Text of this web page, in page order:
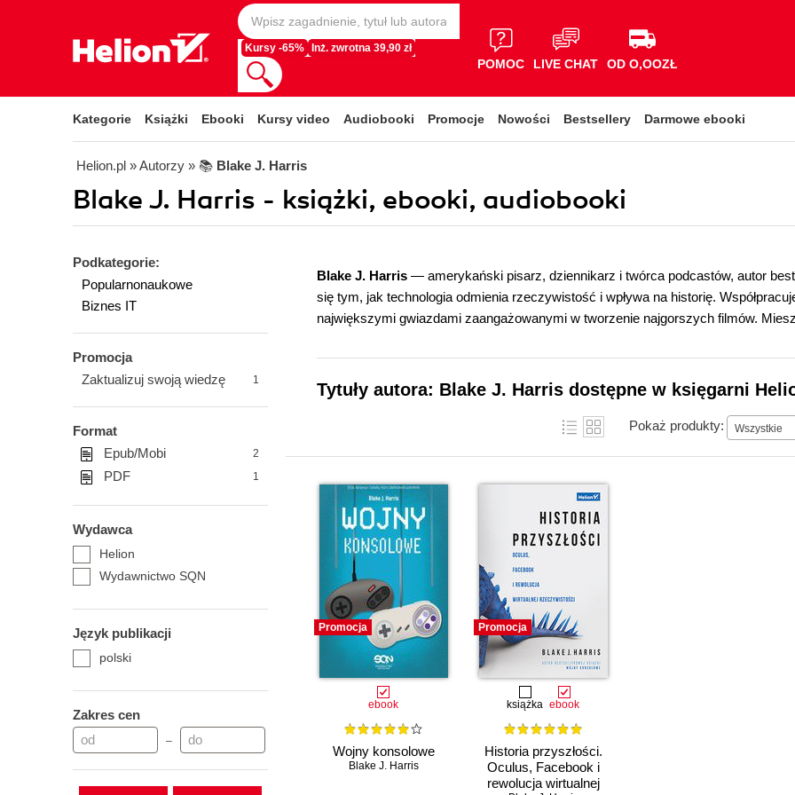
Kursy -65% Inż. zwrotna 39,90 zł
POMOC LIVE CHAT OD O,OOZŁ
Kategorie Książki Ebooki Kursy video Audiobooki Promocje Nowości Bestsellery Darmowe ebooki
Helion.pl » Autorzy » 📚 Blake J. Harris
Blake J. Harris - książki, ebooki, audiobooki
Podkategorie:
Popularnonaukowe
Biznes IT
Promocja
Zaktualizuj swoją wiedzę
1
Format
Epub/Mobi
2
PDF 1
Wydawca
Helion
Wydawnictwo SQN
Język publikacji
polski
Zakres cen
–
Blake J. Harris — amerykański pisarz, dziennikarz i twórca podcastów, autor
się tym, jak technologia odmienia rzeczywistość i wpływa na historię.
największymi gwiazdami zaangażowanymi w tworzenie najgorszych filmów.
Tytuły autora: Blake J. Harris dostępne w księgarni
Pokaż produkty: Wszystkie
Promocja
ebook
Wojny konsolowe
Blake J. Harris
Promocja
książka ebook
Historia przyszłości.
Oculus, Facebook i
rewolucja wirtualnej